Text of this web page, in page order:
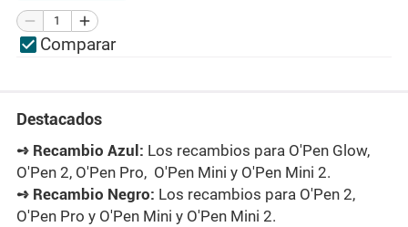
Comparar
Destacados
➺ Recambio Azul: Los recambios para O'Pen Glow,
O'Pen 2, O'Pen Pro, O'Pen Mini y O'Pen Mini 2.
➺ Recambio Negro: Los recambios para O'Pen 2,
O'Pen Pro y O'Pen Mini y O'Pen Mini 2.